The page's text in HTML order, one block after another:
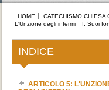
HOME CATECHISMO CHIESA
L'Unzione degli infermi
I. Suoi
INDICE
ARTICOLO 5: